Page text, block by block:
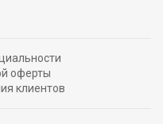
оферты
клиентов